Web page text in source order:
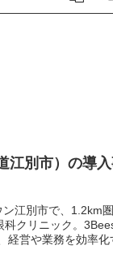
江別市）の導
江別市で、1.2km
クリニック。
経営や業務を効率